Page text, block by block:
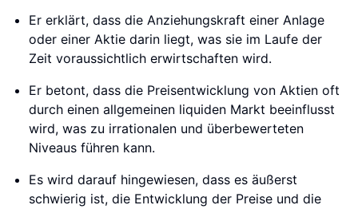
Er erklärt, dass die Anziehungskraft einer Anlage
oder einer Aktie darin liegt, was sie im Laufe der
Zeit voraussichtlich erwirtschaften wird.
Er betont, dass die Preisentwicklung von Aktien oft
durch einen allgemeinen liquiden Markt beeinflusst
wird, was zu irrationalen und überbewerteten
Niveaus führen kann.
Es wird darauf hingewiesen, dass es äußerst
schwierig ist, die Entwicklung der Preise und die